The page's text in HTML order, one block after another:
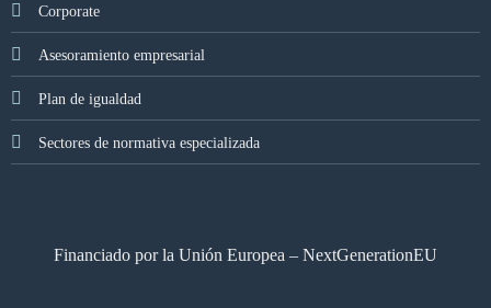
Corporate
Asesoramiento empresarial
Plan de igualdad
Sectores de normativa especializada
Financiado por la Unión Europea – NextGenerationEU